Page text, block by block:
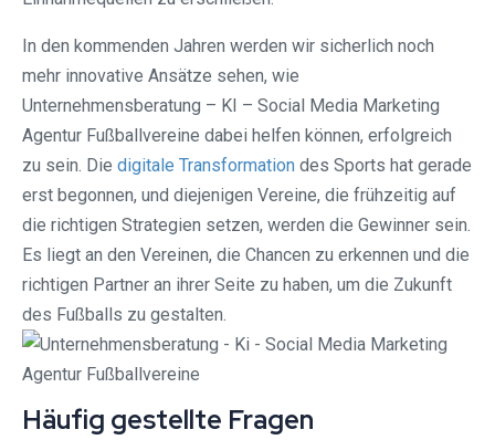
In den kommenden Jahren werden wir sicherlich noch
mehr innovative Ansätze sehen, wie
Unternehmensberatung – KI – Social Media Marketing
Agentur Fußballvereine dabei helfen können, erfolgreich
zu sein. Die digitale Transformation des Sports hat gerade
erst begonnen, und diejenigen Vereine, die frühzeitig auf
die richtigen Strategien setzen, werden die Gewinner sein.
Es liegt an den Vereinen, die Chancen zu erkennen und die
richtigen Partner an ihrer Seite zu haben, um die Zukunft
des Fußballs zu gestalten.
Häufig gestellte Fragen